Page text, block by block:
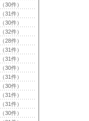
（30件）
（31件）
（30件）
（32件）
（28件）
（31件）
（31件）
（30件）
（31件）
（30件）
（31件）
（31件）
（30件）